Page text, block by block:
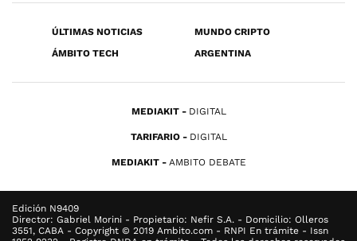
ÚLTIMAS NOTICIAS
MUNDO CRIPTO
ÁMBITO TECH
ARGENTINA
MEDIAKIT DIGITAL
TARIFARIO DIGITAL
MEDIAKIT AMBITO DEBATE
Edición N9409
Director: Gabriel Morini - Propietario: Nefir S.A. - Domicilio: Olleros
3551, CABA - Copyright © 2019 Ambito.com - RNPI En trámite - Issn